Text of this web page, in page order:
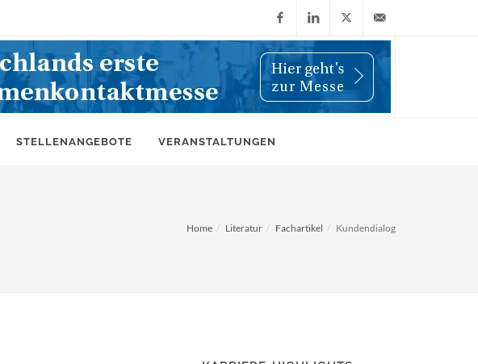
FacebookLinkedIn
X
(Twitter)
info@wiwi-
STELLENANGEBOTE VERANSTALTUNGEN
Home Literatur Fachartikel Kundendialog